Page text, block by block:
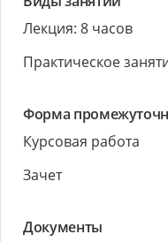
Лекция: 8 часов
Практическое
Форма
Курсовая работа
Зачет
Документы